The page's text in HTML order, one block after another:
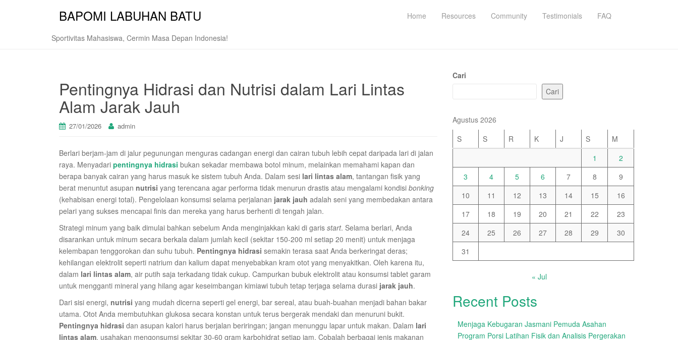
BAPOMI LABUHAN BATU
Sportivitas Mahasiswa, Cermin Masa Depan Indonesia!
Home Resources Community Testimonials FAQ
Pentingnya Hidrasi dan Nutrisi dalam Lari Lintas
Alam Jarak Jauh
27/01/2026 admin
Berlari berjam-jam di jalur pegunungan menguras cadangan energi dan cairan tubuh lebih cepat daripada lari di jalan
raya. Menyadari pentingnya hidrasi bukan sekadar membawa botol minum, melainkan memahami kapan dan
berapa banyak cairan yang harus masuk ke sistem tubuh Anda. Dalam sesi lari lintas alam, tantangan fisik yang
berat menuntut asupan nutrisi yang terencana agar performa tidak menurun drastis atau mengalami kondisi bonking
(kehabisan energi total). Pengelolaan konsumsi selama perjalanan jarak jauh adalah seni yang membedakan antara
pelari yang sukses mencapai finis dan mereka yang harus berhenti di tengah jalan.
Strategi minum yang baik dimulai bahkan sebelum Anda menginjakkan kaki di garis start. Selama berlari, Anda
disarankan untuk minum secara berkala dalam jumlah kecil (sekitar 150-200 ml setiap 20 menit) untuk menjaga
kelembapan tenggorokan dan suhu tubuh. Pentingnya hidrasi semakin terasa saat Anda berkeringat deras;
kehilangan elektrolit seperti natrium dan kalium dapat menyebabkan kram otot yang menyakitkan. Oleh karena itu,
dalam lari lintas alam, air putih saja terkadang tidak cukup. Campurkan bubuk elektrolit atau konsumsi tablet garam
untuk mengganti mineral yang hilang agar keseimbangan kimiawi tubuh tetap terjaga selama durasi jarak jauh.
Dari sisi energi, nutrisi yang mudah dicerna seperti gel energi, bar sereal, atau buah-buahan menjadi bahan bakar
utama. Otot Anda membutuhkan glukosa secara konstan untuk terus bergerak mendaki dan menuruni bukit.
Pentingnya hidrasi dan asupan kalori harus berjalan beriringan; jangan menunggu lapar untuk makan. Dalam lari
lintas alam, usahakan mengonsumsi sekitar 30-60 gram karbohidrat setiap jam. Cobalah berbagai jenis makanan
Cari
Cari
Agustus 2026
S
S R K J S
M
1
2
3
4 5 6 7 8
9
10
11 12 13 14 15
16
17
18 19 20 21 22
23
24
25 26 27 28 29
30
31
« Jul
Recent Posts
Menjaga Kebugaran Jasmani Pemuda Asahan
Program Porsi Latihan Fisik dan Analisis Pergerakan